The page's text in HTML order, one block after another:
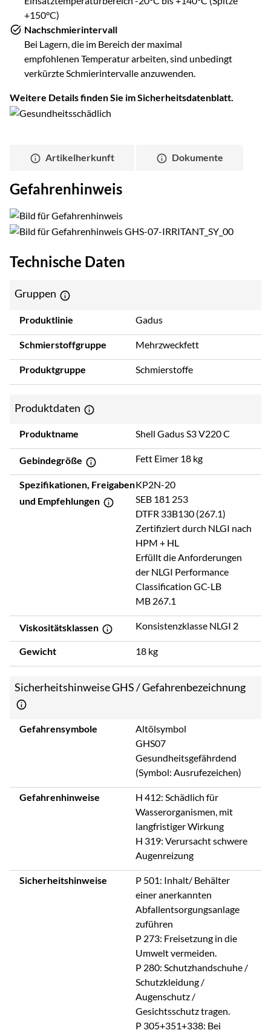
+150°C)
Nachschmierintervall
Bei Lagern, die im Bereich der maximal
empfohlenen Temperatur arbeiten, sind unbedingt
verkürzte Schmierintervalle anzuwenden.
Weitere Details finden Sie im Sicherheitsdatenblatt.
Artikelherkunft Dokumente
Gefahrenhinweis
Technische Daten
Gruppen
Produktlinie Gadus
Schmierstoffgruppe Mehrzweckfett
Produktgruppe Schmierstoffe
Produktdaten
Produktname Shell Gadus S3 V220 C
Gebindegröße Fett Eimer 18 kg
Spezifikationen, Freigaben
und Empfehlungen
KP2N-20
SEB 181 253
DTFR 33B130 (267.1)
Zertifiziert durch NLGI nach
HPM + HL
Erfüllt die Anforderungen
der NLGI Performance
Classification GC-LB
MB 267.1
Viskositätsklassen Konsistenzklasse NLGI 2
Gewicht 18 kg
Sicherheitshinweise GHS / Gefahrenbezeichnung
Gefahrensymbole
Altölsymbol
GHS07
Gesundheitsgefährdend
(Symbol: Ausrufezeichen)
Gefahrenhinweise
H 412: Schädlich für
Wasserorganismen, mit
langfristiger Wirkung
H 319: Verursacht schwere
Augenreizung
Sicherheitshinweise
P 501: Inhalt/ Behälter
einer anerkannten
Abfallentsorgungsanlage
zuführen
P 273: Freisetzung in die
Umwelt vermeiden.
P 280: Schutzhandschuhe /
Schutzkleidung /
Augenschutz /
Gesichtsschutz tragen.
P 305+351+338: Bei